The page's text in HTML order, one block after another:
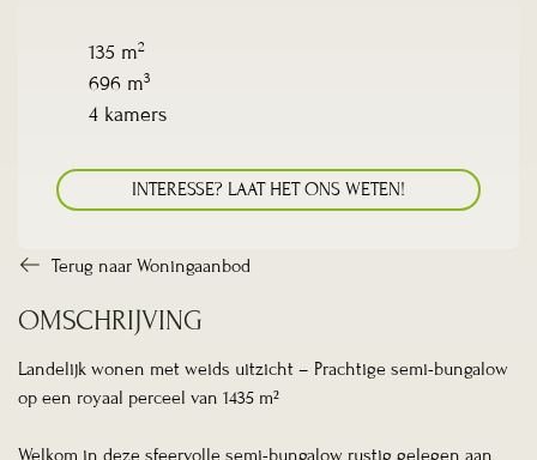
135 m2
696 m3
4 kamers
INTERESSE? LAAT HET ONS WETEN!
Terug naar Woningaanbod
OMSCHRIJVING
Landelijk wonen met weids uitzicht – Prachtige semi-bungalow
op een royaal perceel van 1435 m²
Welkom in deze sfeervolle semi-bungalow, rustig gelegen aan